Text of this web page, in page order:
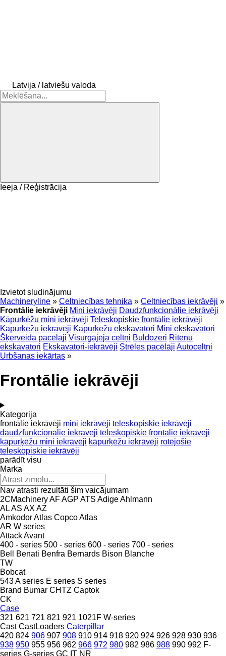
Latvija / latviešu valoda
Ieeja / Reģistrācija
Izvietot sludinājumu
Machineryline » Celtniecības tehnika » Celtniecības iekrāvēji »
Frontālie iekrāvēji Mini iekrāvēji Daudzfunkcionālie iekrāvēji
Kāpurķēžu mini iekrāvēji Teleskopiskie frontālie iekrāvēji
Kāpurķēžu iekrāvēji Kāpurķēžu ekskavatori Mini ekskavatori
Šķērveida pacēlāji Visurgājēja celtņi Buldozeri Riteņu
ekskavatori Ekskavatori-iekrāvēji Strēles pacēlāji Autoceltņi
Urbšanas iekārtas »
Frontālie iekrāvēji
Kategorija
frontālie iekrāvēji mini iekrāvēji teleskopiskie iekrāvēji
daudzfunkcionālie iekrāvēji teleskopiskie frontālie iekrāvēji
kāpurķēžu mini iekrāvēji kāpurķēžu iekrāvēji rotējošie
teleskopiskie iekrāvēji
parādīt visu
Marka
Nav atrasti rezultāti šim vaicājumam
2CMachineryAFAGP ATS AdigeAhlmann
ALAS AX AZ
AmkodorAtlas CopcoAtlas
AR W series
AttackAvant
400 - series 500 - series 600 - series 700 - series
Bell
Benati Benfra Bernards Bison Blanche
TW
Bobcat
543A series E series S series
Brand Bumar CHTZ Captok
CK
Case
321 621 721 821 921 1021F W-series
Cast CastLoaders Caterpillar
420 824 906 907 908 910 914 918 920 924 926 928 930 936
938 950 955 956 962 966 972 980 982 986 988 990 992 F-
series G-series GC IT NR